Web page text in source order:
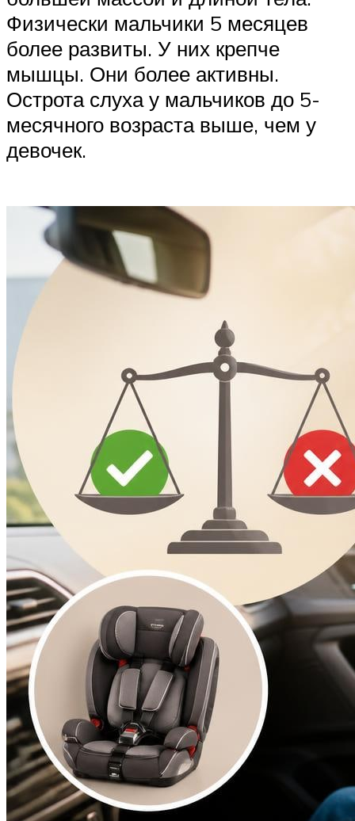
Физически мальчики 5 месяцев
более развиты. У них крепче
мышцы. Они более активны.
Острота слуха у мальчиков до 5-
месячного возраста выше, чем у
девочек.